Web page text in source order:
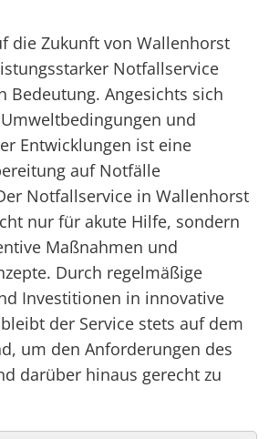
die Zukunft von Wallenhorst
Notfallservice
Bedeutung. Angesichts sich
und
Entwicklungen ist eine
auf Notfälle
Notfallservice in Wallenhorst
nur für akute Hilfe, sondern
Maßnahmen und
Durch regelmäßige
Investitionen in innovative
der Service stets auf dem
um den Anforderungen des
darüber hinaus gerecht zu